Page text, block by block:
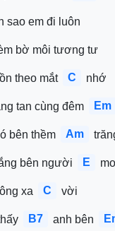
sao em đi luôn
bờ môi tương tư
theo mắt C nhớ
tan cùng đêm Em
bên thềm Am
bên người E
xa C vời
B7 anh bên